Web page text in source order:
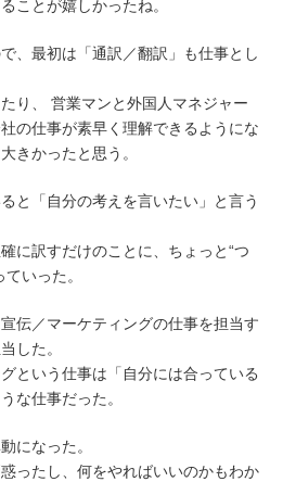
ことが嬉しかったね。
、最初は「通訳／翻訳」も仕事とし
り、 営業マンと外国人マネジャー
の仕事が素早く理解できるようにな
きかったと思う。
と「自分の考えを言いたい」と言う
に訳すだけのことに、ちょっと“つ
いった。
伝／マーケティングの仕事を担当す
した。
という仕事は「自分には合っている
な仕事だった。
になった。
ったし、何をやればいいのかもわか